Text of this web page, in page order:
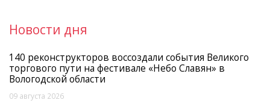
Новости дня
140 реконструкторов воссоздали события Великого
торгового пути на фестивале «Небо Славян» в
Вологодской области
09 августа 2026